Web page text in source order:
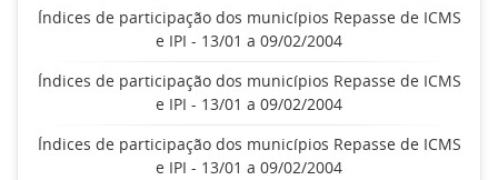
Índices de participação dos municípios Repasse de ICMS
e IPI - 13/01 a 09/02/2004
Índices de participação dos municípios Repasse de ICMS
e IPI - 13/01 a 09/02/2004
Índices de participação dos municípios Repasse de ICMS
e IPI - 13/01 a 09/02/2004